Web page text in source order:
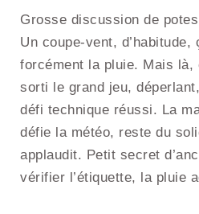
Grosse discussion de
Un coupe-vent,
forcément la pluie. Mais là,
sorti le grand jeu,
défi technique réussi. La
défie la météo, reste du
applaudit. Petit secret
vérifier l’étiquette, la pluie